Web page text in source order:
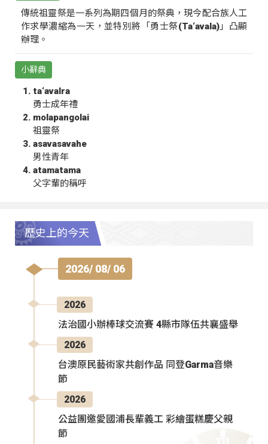
傳統祖靈祭是一系列為期四個月的祭典，現今配合族人工
作求學濃縮為一天，並特別將「勇士祭(Ta‘avala)」凸顯
辦理。
小辭典
ta‘avalra
勇士成年禮
molapangolai
祖靈祭
asavasavahe
男性青年
atamatama
父字輩的稱呼
歷史上的今天
2026/ 08/ 06
2026
法治國小辦棒球交流賽 4縣市隊伍共襄盛舉
2026
台澳原民藝術家共創作品 同登Garma音樂
節
2026
公益團邀愛國浦長輩義工 彩繪蛋糕慶父親
節